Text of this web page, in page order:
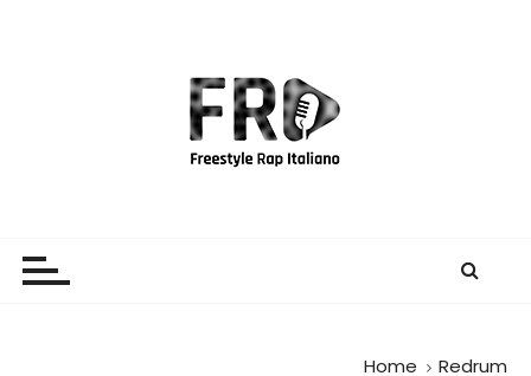
Home Redrum